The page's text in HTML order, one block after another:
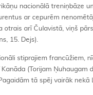
nacionālā treniņbāze
ar cepurēm
otrais arī Čulavistā, viņš
15. Dejs).
stiprajiem francūžiem,
(Torijam
tā spēj vairāk nekā